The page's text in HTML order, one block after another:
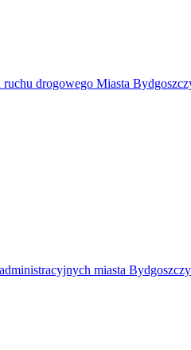
ruchu drogowego Miasta
miasta Bydgoszczy